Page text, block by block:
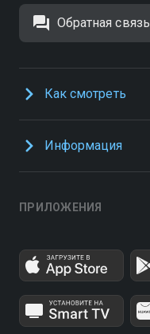
Обратная связь
Как смотреть
Информация
ПРИЛОЖЕНИЯ